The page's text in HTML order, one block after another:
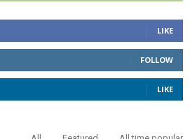
LIKE
FOLLOW
LIKE